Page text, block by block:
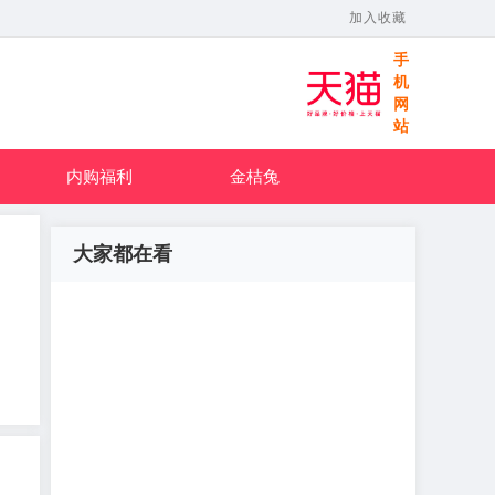
加入收藏
手
机
网
站
内购福利 金桔兔
大家都在看